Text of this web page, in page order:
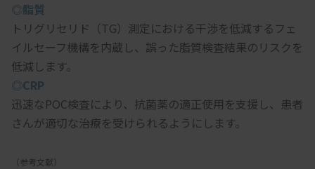
◎脂質
トリグリセリド（TG）測定における干渉を低減するフェ
イルセーフ機構を内蔵し、誤った脂質検査結果のリスクを
低減します。
◎CRP
迅速なPOC検査により、抗菌薬の適正使用を支援し、患者
さんが適切な治療を受けられるようにします。
（参考文献）